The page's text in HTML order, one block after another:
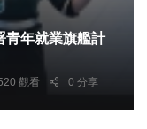
觀看 0 分享